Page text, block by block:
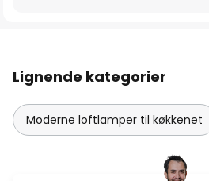
Lignende kategorier
Moderne loftlamper til køkkenet